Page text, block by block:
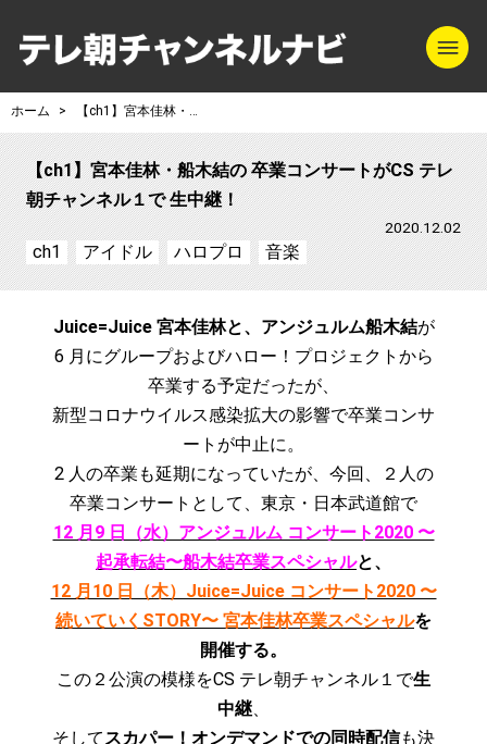
テレ朝チャンネ
ホーム 【ch1】宮本佳林・船木結の 卒業コンサートがCS テレ朝チャンネル１で 生中継！
【ch1】宮本佳林・船木結の 卒業コンサートがCS テレ
朝チャンネル１で 生中継！
2020.12.02
ch1 アイドル ハロプロ 音楽
Juice=Juice 宮本佳林と、アンジュルム船木結が
6 月にグループおよびハロー！プロジェクトから
卒業する予定だったが、
新型コロナウイルス感染拡大の影響で卒業コンサ
ートが中止に。
2 人の卒業も延期になっていたが、今回、２人の
卒業コンサートとして、東京・日本武道館で
12 月9 日（水）アンジュルム コンサート2020 〜
起承転結〜船木結卒業スペシャルと、
12 月10 日（木）Juice=Juice コンサート2020 〜
続いていくSTORY〜 宮本佳林卒業スペシャルを
開催する。
この２公演の模様をCS テレ朝チャンネル１で生
中継
そして スカパー！オンデマンドでの同時配信も決